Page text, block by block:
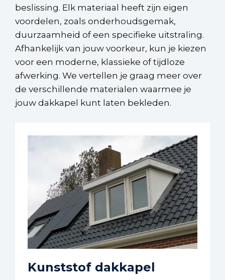
beslissing. Elk materiaal heeft zijn eigen
voordelen, zoals onderhoudsgemak,
duurzaamheid of een specifieke uitstraling.
Afhankelijk van jouw voorkeur, kun je kiezen
voor een moderne, klassieke of tijdloze
afwerking. We vertellen je graag meer over
de verschillende materialen waarmee je
jouw dakkapel kunt laten bekleden.
Kunststof dakkapel